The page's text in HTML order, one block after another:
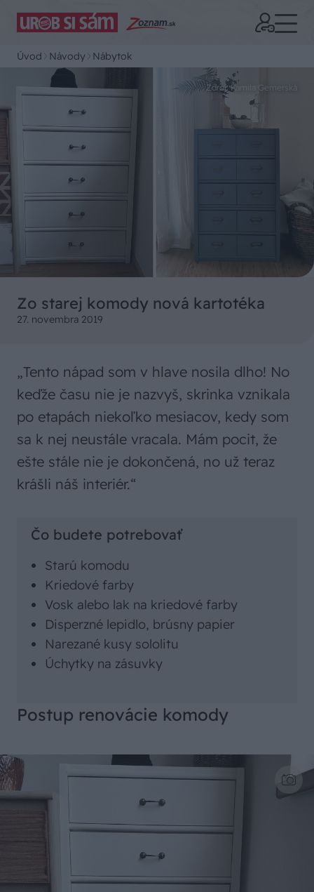
Úvod Návody Nábytok
Zdroj: Kamila Gemerská
Zo starej komody nová kartotéka
27. novembra 2019
„Tento nápad som v hlave nosila dlho! No
keďže času nie je nazvyš, skrinka vznikala
po etapách niekoľko mesiacov, kedy som
sa k nej neustále vracala. Mám pocit, že
ešte stále nie je dokončená, no už teraz
krášli náš interiér.“
Čo budete potrebovať
Starú komodu
Kriedové farby
Vosk alebo lak na kriedové farby
Disperzné lepidlo, brúsny papier
Narezané kusy sololitu
Úchytky na zásuvky
Postup renovácie komody